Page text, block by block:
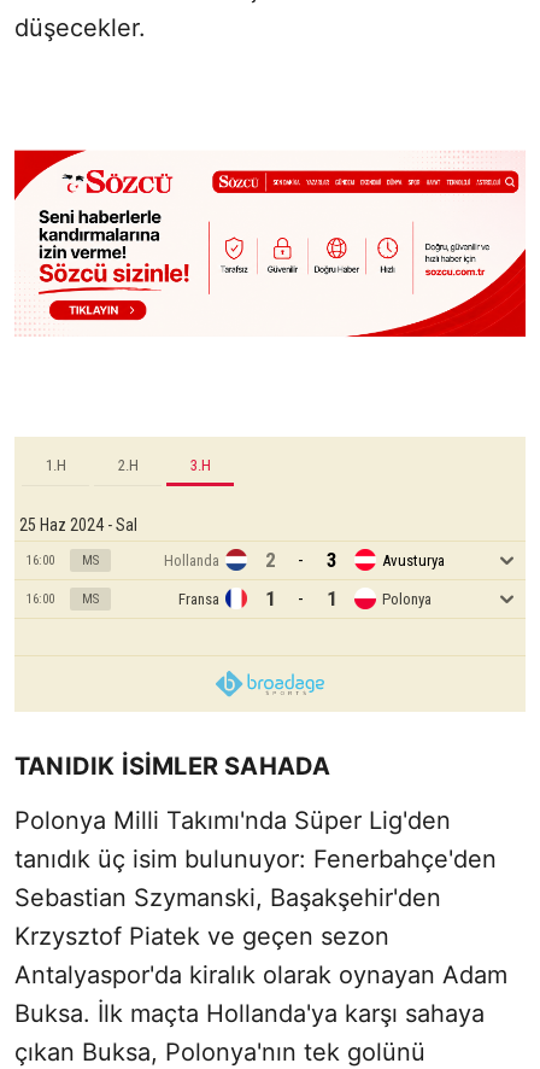
düşecekler.
1.H 2.H 3.H
25 Haz 2024 - Sal
16:00 MS Hollanda 2 - 3 Avusturya
16:00 MS Fransa 1 - 1 Polonya
TANIDIK İSİMLER SAHADA
Polonya Milli Takımı'nda Süper Lig'den
tanıdık üç isim bulunuyor: Fenerbahçe'den
Sebastian Szymanski, Başakşehir'den
Krzysztof Piatek ve geçen sezon
Antalyaspor'da kiralık olarak oynayan Adam
Buksa. İlk maçta Hollanda'ya karşı sahaya
çıkan Buksa, Polonya'nın tek golünü